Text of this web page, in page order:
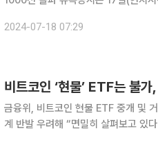
선을 돌파했다. 이날 뉴욕증
2024-07-18 07:29
비트코인 ‘현물’ ETF는 불
금융위, 비트코인 현물 ETF 중개 및
계 반발 우려해 “면밀히 살펴보고 있다” 덧붙여 금융당국이 비트코인 현물 상